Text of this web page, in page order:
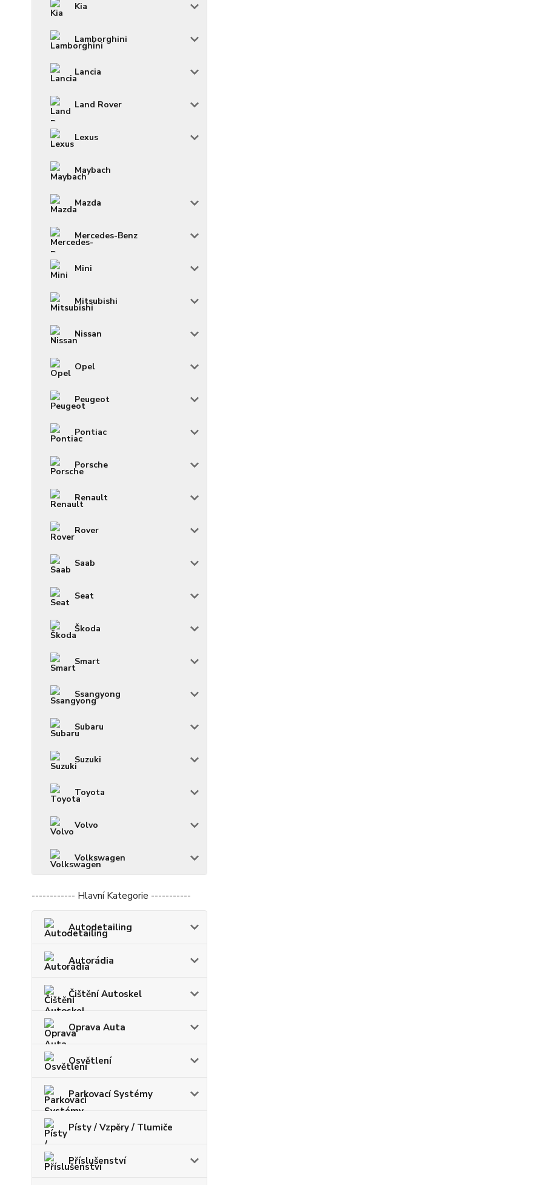
Kia
Lamborghini
Lancia
Land Rover
Lexus
Maybach
Mazda
Mercedes-Benz
Mini
Mitsubishi
Nissan
Opel
Peugeot
Pontiac
Porsche
Renault
Rover
Saab
Seat
Škoda
Smart
Ssangyong
Subaru
Suzuki
Toyota
Volvo
Volkswagen
------------ Hlavní Kategorie -----------
Autodetailing
Autorádia
Čištění Autoskel
Oprava Auta
Osvětlení
Parkovací Systémy
Písty / Vzpěry / Tlumiče
Příslušenství